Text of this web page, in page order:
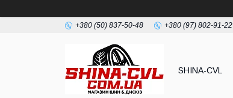
+380 (50) 837-50-48 +380 (97) 802-91-22
SHINA-CVL